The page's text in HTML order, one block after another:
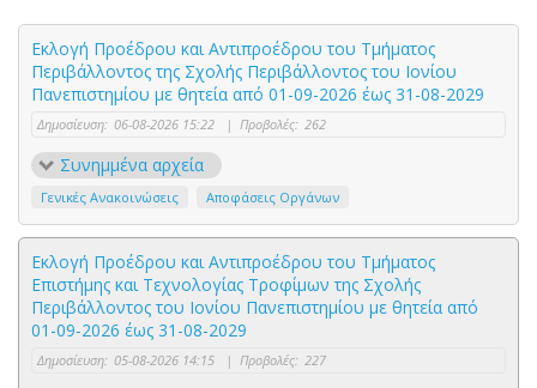
Εκλογή Προέδρου και Αντιπροέδρου του Τμήματος
Περιβάλλοντος της Σχολής Περιβάλλοντος του Ιονίου
Πανεπιστημίου με θητεία από 01-09-2026 έως 31-08-2029
Δημοσίευση: 06-08-2026 15:22 | Προβολές: 262
Συνημμένα αρχεία
Γενικές Ανακοινώσεις Αποφάσεις Οργάνων
Εκλογή Προέδρου και Αντιπροέδρου του Τμήματος
Επιστήμης και Τεχνολογίας Τροφίμων της Σχολής
Περιβάλλοντος του Ιονίου Πανεπιστημίου με θητεία από
01-09-2026 έως 31-08-2029
Δημοσίευση: 05-08-2026 14:15 | Προβολές: 227